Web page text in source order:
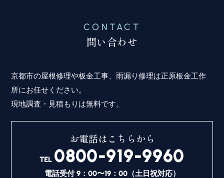
CONTACT
問い合わせ
京都市の屋根修理や板金工事、雨漏り修理は正原板金工作
所にお任せください。
現地調査・見積もりは無料です。
お電話はこちらから
TEL 0800-919-9960
電話受付 9：00〜19：00（土日祝対応）